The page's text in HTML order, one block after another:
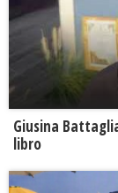
Giusina
libro